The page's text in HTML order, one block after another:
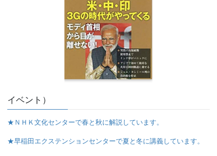
イベント）
★ＮＨＫ文化センターで春と秋に解説しています。
★早稲田エクステンションセンターで夏と冬に講義しています。